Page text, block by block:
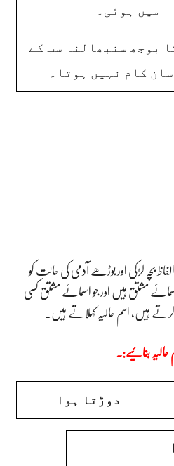
میں ہوئی۔
بوجھ سنبھالنا سب کے
کام نہیں ہوتا۔
بچہ لڑکی اور بوڑھے آدمی کی حالت کو
مشتق ہیں اور جو اسمائے مشتق کسی
ہیں، اسم حالیہ کہلاتے ہیں۔
بنائیے:۔
دوڑتا ہوا